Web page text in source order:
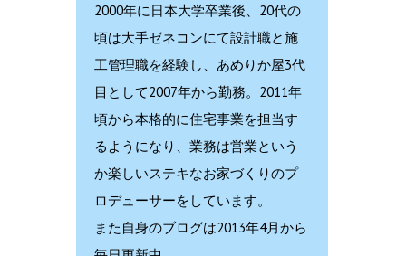
2000年に日本大学卒業後、20代の
頃は大手ゼネコンにて設計職と施
工管理職を経験し、あめりか屋3代
目として2007年から勤務。2011年
頃から本格的に住宅事業を担当す
るようになり、業務は営業という
か楽しいステキなお家づくりのプ
ロデューサーをしています。
また自身のブログは2013年4月から